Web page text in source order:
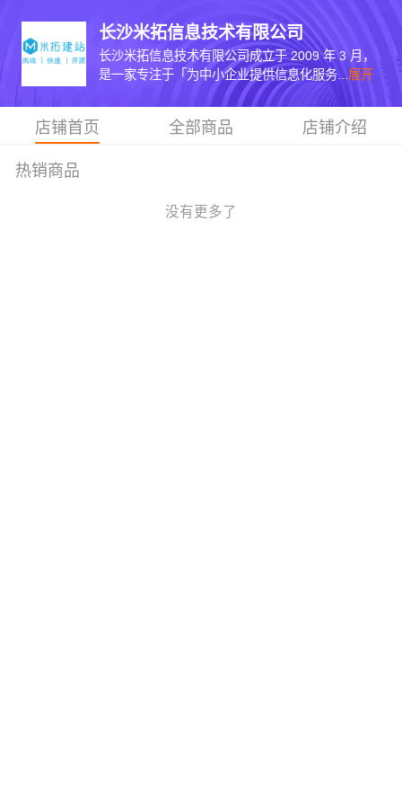
长沙米拓信息技术有限公司
长沙米拓信息技术有限公司成立于 2009 年 3 月，
是一家专注于「为中小企业提供信息化服务... 展开
店铺首页 全部商品 店铺介绍
热销商品
没有更多了